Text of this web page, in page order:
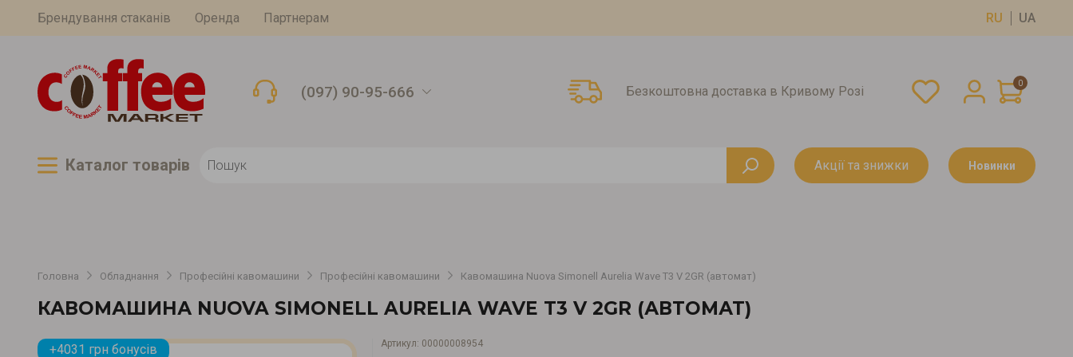
Брендування стаканів Оренда Партнерам RU UA
(097) 90-95-666 Безкоштовна доставка в Кривому Розі
0
Каталог товарiв Акції та знижки Новинки
Головна Обладнання Професійні кавомашини Професійні кавомашини Кавомашина Nuova Simonell Aurelia Wave T3 V 2GR (автомат)
КАВОМАШИНА NUOVA SIMONELL AURELIA WAVE T3 V 2GR (АВТОМАТ)
+4031 грн бонусів Артикул: 00000008954